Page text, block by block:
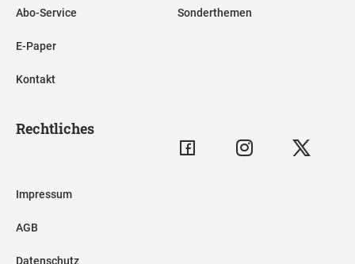
Abo-Service
E-Paper
Kontakt
Sonderthemen
Rechtliches
Impressum
AGB
Datenschutz